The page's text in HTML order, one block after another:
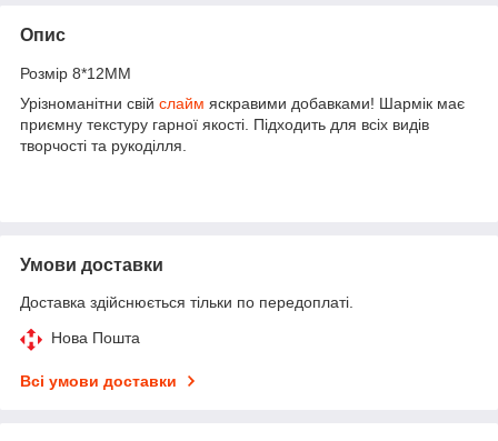
Опис
Розмір 8*12MM
Урізноманітни свій слайм яскравими добавками! Шармік має
приємну текстуру гарної якості. Підходить для всіх видів
творчості та рукоділля.
Умови доставки
Доставка здійснюється тільки по передоплаті.
Нова Пошта
Всі умови доставки